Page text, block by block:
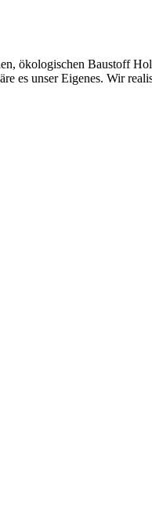
ökologischen Baustoff
es unser Eigenes. Wir